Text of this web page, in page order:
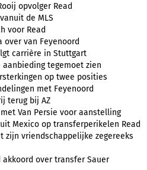
opvolger Read
de MLS
voor Read
over van Feyenoord
carrière in Stuttgart
tegemoet zien
op twee posities
met Feyenoord
terug bij AZ
Van Persie voor aanstelling
Mexico op transferperikelen Read
zijn vriendschappelijke zegereeks
over transfer Sauer